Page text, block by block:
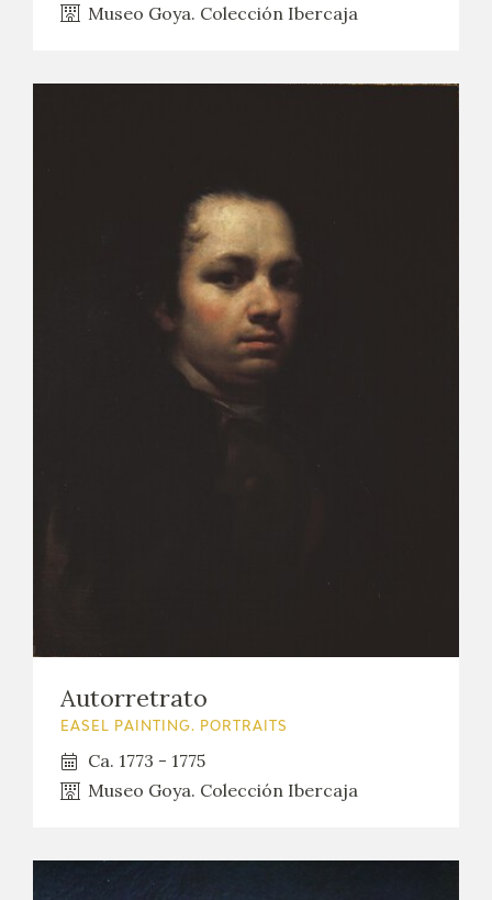
Museo Goya. Colección Ibercaja
Autorretrato
EASEL PAINTING. PORTRAITS
Ca. 1773 - 1775
Museo Goya. Colección Ibercaja